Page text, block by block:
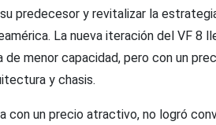
predecesor y revitalizar la
La nueva iteración del VF 8
menor capacidad, pero con un
y chasis.
con un precio atractivo, no logró